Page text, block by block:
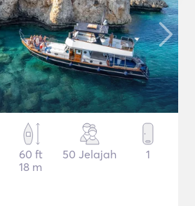
60 ft
18 m
50 Jelajah 1